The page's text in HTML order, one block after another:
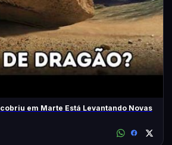
em Marte Está Levantando Novas